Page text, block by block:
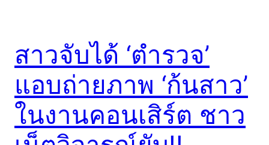
สาวจับได้ ‘ตำรวจ’
แอบถ่ายภาพ ‘ก้นสาว’
ในงานคอนเสิร์ต ชาว